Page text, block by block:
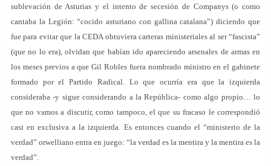
sublevación de Asturias y el intento de secesión de Companys (o como
cantaba la Legión: “cocido asturiano con gallina catalana”) diciendo que
fue para evitar que la CEDA obtuviera carteras ministeriales al ser “fascista”
(que no lo era), olvidan que habían ido apareciendo arsenales de armas en
los meses previos a que Gil Robles fuera nombrado ministro en el gabinete
formado por el Partido Radical. Lo que ocurría era que la izquierda
consideraba -y sigue considerando a la República- como algo propio… lo
que no vamos a discutir, como tampoco, el que su fracaso le correspondió
casi en exclusiva a la izquierda. Es entonces cuando el “ministerio de la
verdad” orwelliano entra en juego: “la verdad es la mentira y la mentira es la
verdad”.